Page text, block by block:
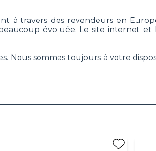
à travers des revendeurs en
évoluée. Le site internet
Nous sommes toujours à votre